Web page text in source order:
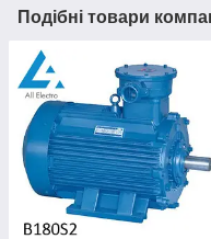
Подібні товари